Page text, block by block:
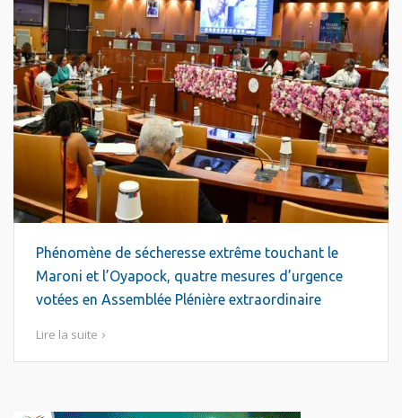
Phénomène de sécheresse extrême touchant le
Maroni et l’Oyapock, quatre mesures d’urgence
votées en Assemblée Plénière extraordinaire
Lire la suite